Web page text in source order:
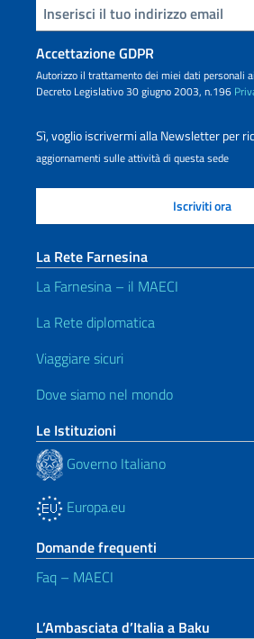
Inserisci la tua email
Accettazione GDPR
Autorizzo il trattamento dei miei dati personali
Decreto Legislativo 30 giugno 2003, n.196
Sì, voglio iscrivermi alla Newsletter per
aggiornamenti sulle attività di questa sede
La Rete Farnesina
La Farnesina – il MAECI
La Rete diplomatica
Viaggiare sicuri
Dove siamo nel mondo
Le Istituzioni
Governo Italiano
Europa.eu
Domande frequenti
Faq – MAECI
L’Ambasciata d’Italia a Baku